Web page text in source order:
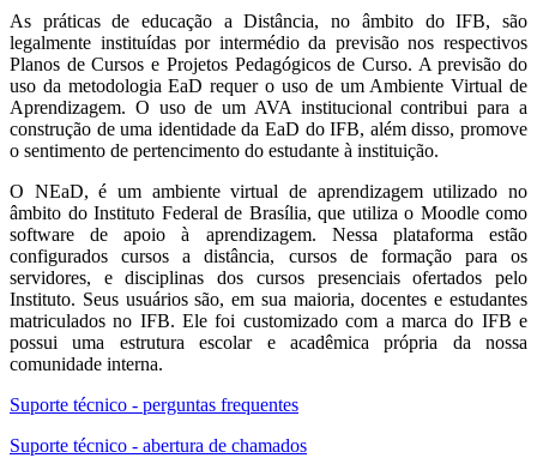
As práticas de educação a Distância, no âmbito do IFB, são
legalmente instituídas por intermédio da previsão nos respectivos
Planos de Cursos e Projetos Pedagógicos de Curso. A previsão do
uso da metodologia EaD requer o uso de um Ambiente Virtual de
Aprendizagem. O uso de um AVA institucional contribui para a
construção de uma identidade da EaD do IFB, além disso, promove
o sentimento de pertencimento do estudante à instituição.
O NEaD, é um ambiente virtual de aprendizagem utilizado no
âmbito do Instituto Federal de Brasília, que utiliza o Moodle como
software de apoio à aprendizagem. Nessa plataforma estão
configurados cursos a distância, cursos de formação para os
servidores, e disciplinas dos cursos presenciais ofertados pelo
Instituto. Seus usuários são, em sua maioria, docentes e estudantes
matriculados no IFB. Ele foi customizado com a marca do IFB e
possui uma estrutura escolar e acadêmica própria da nossa
comunidade interna.
Suporte técnico - perguntas frequentes
Suporte técnico - abertura de chamados